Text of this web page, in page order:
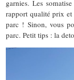
garnies. Les
rapport qualité prix et
parc ! Sinon, vous
parc. Petit tips : la